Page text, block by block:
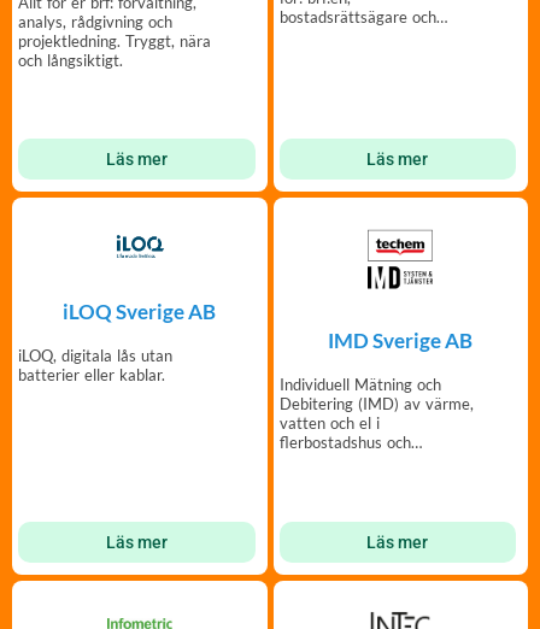
analys, rådgivning och
projektledning. Tryggt, nära
och långsiktigt.
Läs mer
bostadsrättsägare och
Läs mer
iLOQ Sverige AB
iLOQ, digitala lås utan
batterier eller kablar.
Läs mer
IMD Sverige AB
Individuell Mätning och
Debitering (IMD) av värme,
vatten och el i
flerbostadshus och
Läs mer